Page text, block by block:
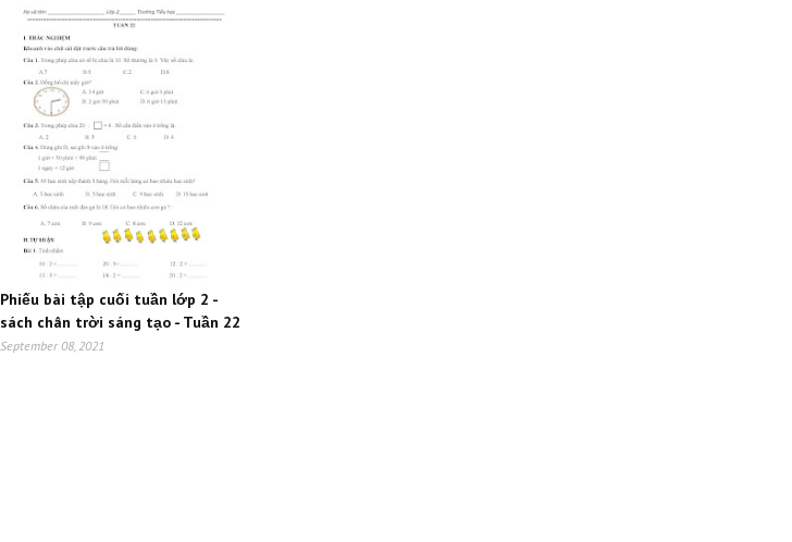
Phiếu bài tập cuối tuần lớp 2 -
sách chân trời sáng tạo - Tuần 22
September 08, 2021